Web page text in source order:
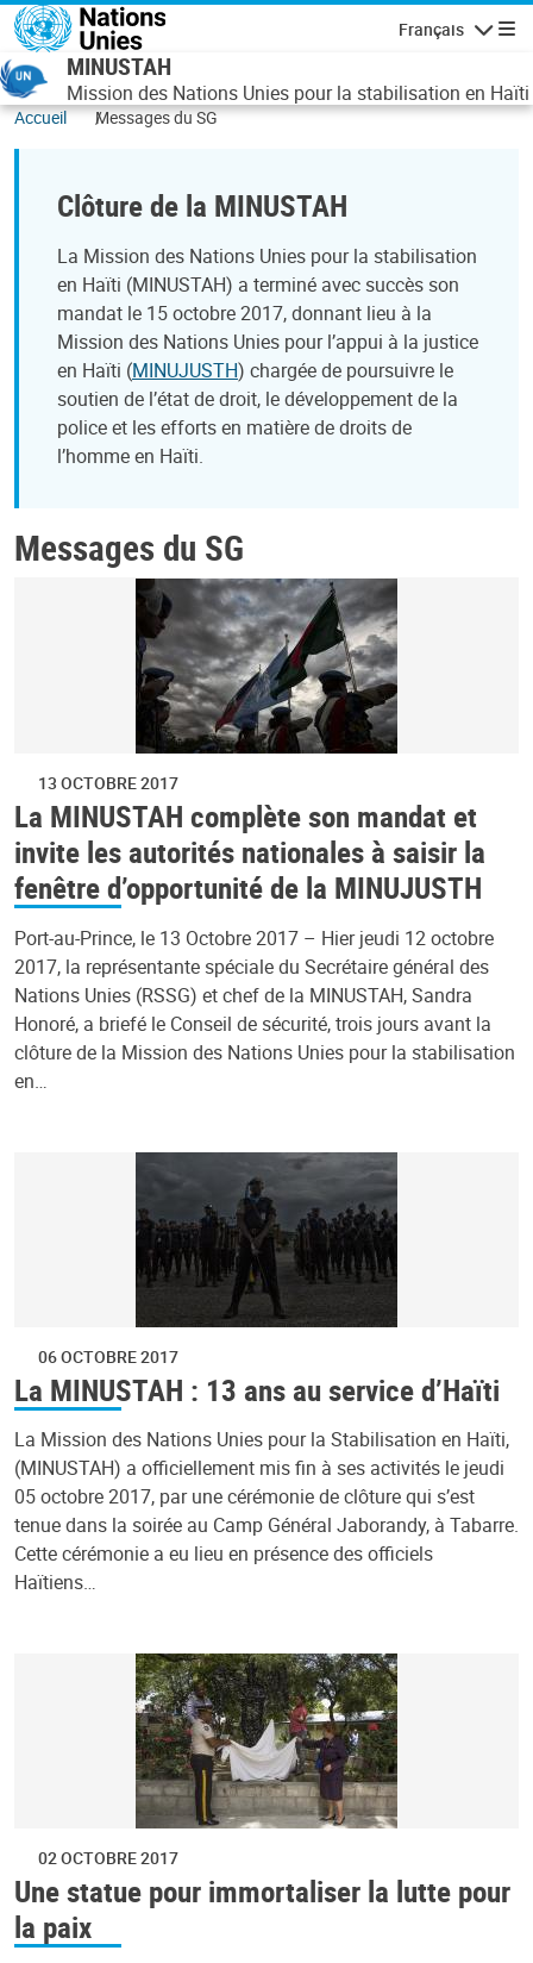
Aller au contenu principal
Français
MINUSTAH
Mission des Nations Unies pour la stabilisation en Haïti
Accueil Messages du SG
Clôture de la MINUSTAH
La Mission des Nations Unies pour la stabilisation
en Haïti (MINUSTAH) a terminé avec succès son
mandat le 15 octobre 2017, donnant lieu à la
Mission des Nations Unies pour l’appui à la justice
en Haïti (MINUJUSTH) chargée de poursuivre le
soutien de l’état de droit, le développement de la
police et les efforts en matière de droits de
l’homme en Haïti.
Messages du SG
13 OCTOBRE 2017
La MINUSTAH complète son mandat et
invite les autorités nationales à saisir la
fenêtre d’opportunité de la MINUJUSTH
Port-au-Prince, le 13 Octobre 2017 – Hier jeudi 12 octobre
2017, la représentante spéciale du Secrétaire général des
Nations Unies (RSSG) et chef de la MINUSTAH, Sandra
Honoré, a briefé le Conseil de sécurité, trois jours avant la
clôture de la Mission des Nations Unies pour la stabilisation
en…
06 OCTOBRE 2017
La MINUSTAH : 13 ans au service d’Haïti
La Mission des Nations Unies pour la Stabilisation en Haïti,
(MINUSTAH) a officiellement mis fin à ses activités le jeudi
05 octobre 2017, par une cérémonie de clôture qui s’est
tenue dans la soirée au Camp Général Jaborandy, à Tabarre.
Cette cérémonie a eu lieu en présence des officiels
Haïtiens…
02 OCTOBRE 2017
Une statue pour immortaliser la lutte pour
la paix